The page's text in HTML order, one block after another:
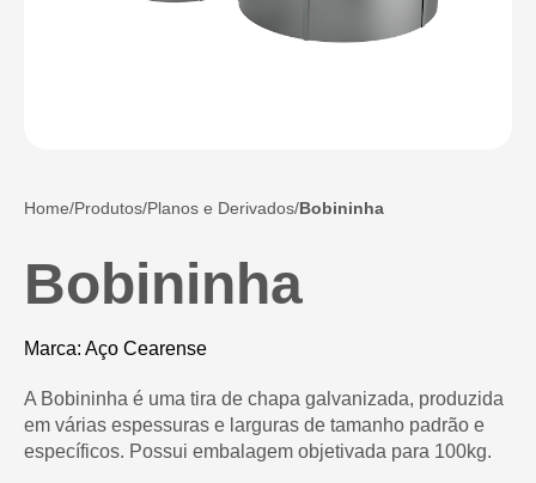
Home Produtos Planos e Derivados Bobininha
Bobininha
Marca: Aço Cearense
A Bobininha é uma tira de chapa galvanizada, produzida
em várias espessuras e larguras de tamanho padrão e
específicos. Possui embalagem objetivada para 100kg.